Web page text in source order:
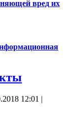
вред их
12:01 |